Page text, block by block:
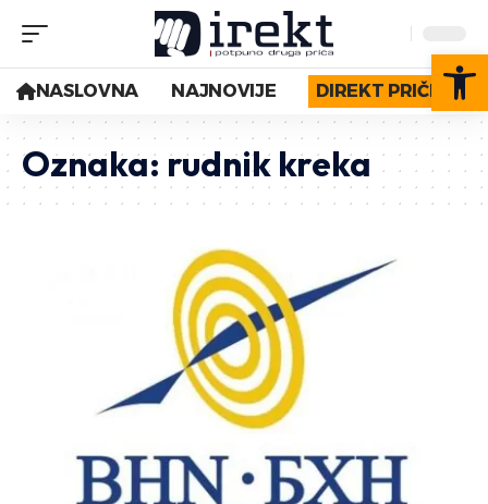
NASLOVNA NAJNOVIJE DIREKT PRIČE
Oznaka: rudnik kreka